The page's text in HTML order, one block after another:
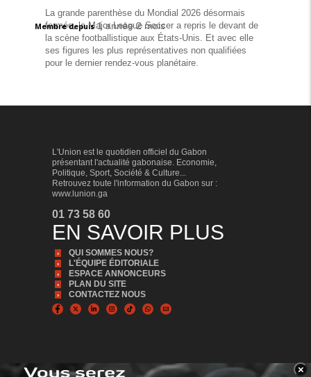
La grande parenthèse du Mondial 2026 désormais
fermée, la Major League Soccer a repris le devant de
la scène footballistique aux États-Unis. Et avec elle
ses figures les plus représentatives non qualifiées
pour le dernier rendez-vous planétaire.
Football : Sébastien Migné prêt pour sa
mission de redressement des Panthères
Le technicien français, arrivé de Paris en compagnie
confiée par le dernier cité.
Membre depuis1 année 2 mois
×
L'Union est le quotidien officiel du Gabon
présentant l'actualité gabonaise. Economie,
Politique, Sport, Société & Culture...
Retrouvez toute l'information du Gabon sur :
www.lunion.ga
01 73 58 60
EN SAVOIR PLUS
QUI SOMMES NOUS?
L'ÉQUIPE ÉDITORIALE
ESPACE ANNONCEURS
PLAN DU SITE
CONTACTEZ NOUS